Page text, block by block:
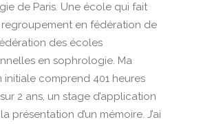
de Paris. Une école qui fait
en fédération de
des écoles
en sophrologie. Ma
initiale comprend 401 heures
2 ans, un stage d’application
présentation d’un mémoire. J’ai